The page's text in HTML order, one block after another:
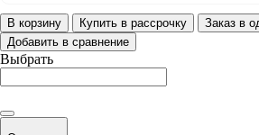
В корзину Купить в рассрочку
Заказ в
Добавить в сравнение
Выбрать